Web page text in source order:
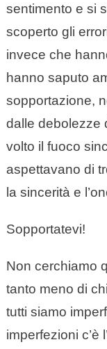
sentimento e si
scoperto gli
invece che
hanno saputo
sopportazione,
dalle debolezze
volto il fuoco
aspettavano di
la sincerità e
Sopportatevi!
Non cerchiamo
tanto meno di
tutti siamo
imperfezioni c’è